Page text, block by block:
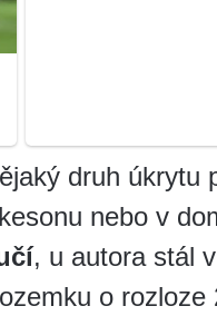
druh úkrytu
nebo v
, u autora stál
o rozloze